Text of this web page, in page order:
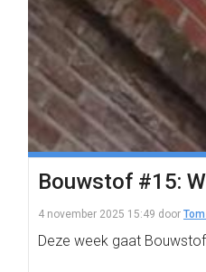
Bouwstof #15:
4 november 2025 15:49 door
Deze week gaat